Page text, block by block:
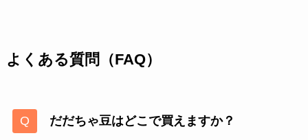
よくある質問（FAQ）
だだちゃ豆はどこで買えますか？